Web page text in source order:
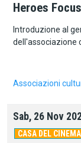
Heroes
Introduzione al
dell'associazione
Associazioni
Sab, 26 Nov
CASA DEL